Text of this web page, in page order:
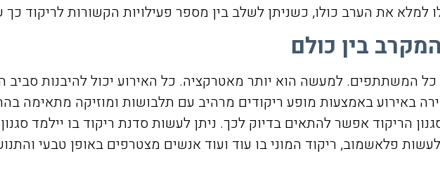
למלא את הערב כולו, כשניתן לשלב בין מספר פעילויות הקשורות לריקוד
בין כולם
המשתתפים. למעשה הוא יותר מאטרקציה. כל האירוע יכול להיבנות סביב
באירוע באמצעות מופע ריקודים מרהיב עם תלבושות ומוזיקה מתאימה
הריקוד אפשר להתאים בדיוק לכך. ניתן לעשות סדנת ריקוד בו יילמד
פלאשמוב, ריקוד המוני בו עוד ועוד אנשים מצטרפים באופן טבעי